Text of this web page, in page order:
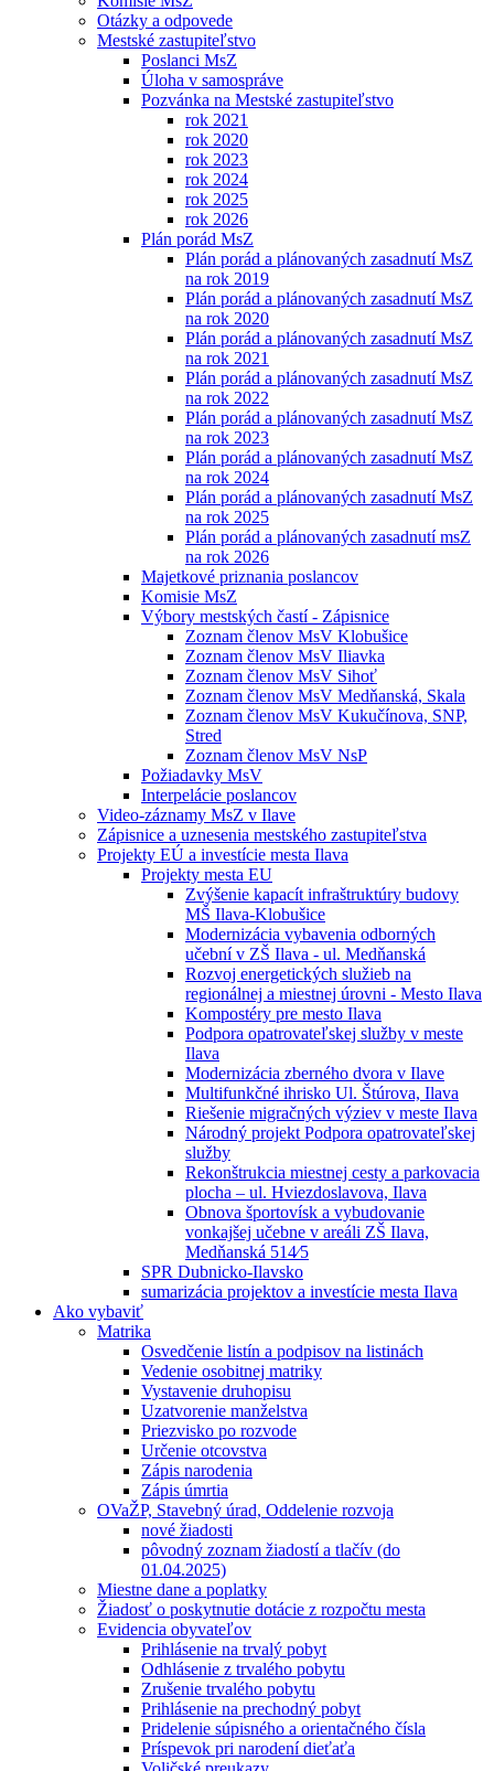
Otázky a odpovede
Mestské zastupiteľstvo
Poslanci MsZ
Úloha v samospráve
Pozvánka na Mestské zastupiteľstvo
rok 2021
rok 2020
rok 2023
rok 2024
rok 2025
rok 2026
Plán porád MsZ
Plán porád a plánovaných zasadnutí MsZ
na rok 2019
Plán porád a plánovaných zasadnutí MsZ
na rok 2020
Plán porád a plánovaných zasadnutí MsZ
na rok 2021
Plán porád a plánovaných zasadnutí MsZ
na rok 2022
Plán porád a plánovaných zasadnutí MsZ
na rok 2023
Plán porád a plánovaných zasadnutí MsZ
na rok 2024
Plán porád a plánovaných zasadnutí MsZ
na rok 2025
Plán porád a plánovaných zasadnutí msZ
na rok 2026
Majetkové priznania poslancov
Komisie MsZ
Výbory mestských častí - Zápisnice
Zoznam členov MsV Klobušice
Zoznam členov MsV Iliavka
Zoznam členov MsV Sihoť
Zoznam členov MsV Medňanská, Skala
Zoznam členov MsV Kukučínova, SNP,
Stred
Zoznam členov MsV NsP
Požiadavky MsV
Interpelácie poslancov
Video-záznamy MsZ v Ilave
Zápisnice a uznesenia mestského zastupiteľstva
Projekty EÚ a investície mesta Ilava
Projekty mesta EU
Zvýšenie kapacít infraštruktúry budovy
MŠ Ilava-Klobušice
Modernizácia vybavenia odborných
učební v ZŠ Ilava - ul. Medňanská
Rozvoj energetických služieb na
regionálnej a miestnej úrovni - Mesto Ilava
Kompostéry pre mesto Ilava
Podpora opatrovateľskej služby v meste
Ilava
Modernizácia zberného dvora v Ilave
Multifunkčné ihrisko Ul. Štúrova, Ilava
Riešenie migračných výziev v meste Ilava
Národný projekt Podpora opatrovateľskej
služby
Rekonštrukcia miestnej cesty a parkovacia
plocha – ul. Hviezdoslavova, Ilava
Obnova športovísk a vybudovanie
vonkajšej učebne v areáli ZŠ Ilava,
Medňanská 514⁄5
SPR Dubnicko-Ilavsko
sumarizácia projektov a investície mesta Ilava
Ako vybaviť
Matrika
Osvedčenie listín a podpisov na listinách
Vedenie osobitnej matriky
Vystavenie druhopisu
Uzatvorenie manželstva
Priezvisko po rozvode
Určenie otcovstva
Zápis narodenia
Zápis úmrtia
OVaŽP, Stavebný úrad, Oddelenie rozvoja
nové žiadosti
pôvodný zoznam žiadostí a tlačív (do
01.04.2025)
Miestne dane a poplatky
Žiadosť o poskytnutie dotácie z rozpočtu mesta
Evidencia obyvateľov
Prihlásenie na trvalý pobyt
Odhlásenie z trvalého pobytu
Zrušenie trvalého pobytu
Prihlásenie na prechodný pobyt
Pridelenie súpisného a orientačného čísla
Príspevok pri narodení dieťaťa